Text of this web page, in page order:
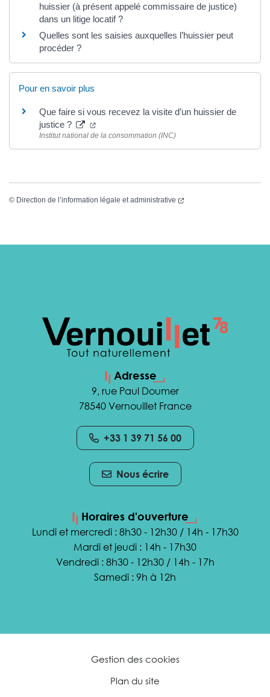
huissier (à présent appelé commissaire de justice)
dans un litige locatif ?
Quelles sont les saisies auxquelles l’huissier peut
procéder ?
Pour en savoir plus
Que faire si vous recevez la visite d’un huissier de
justice ?
(nouvelle fenêtre)
Institut national de la consommation (INC)
© Direction de l’information légale et administrative (nouvelle fenêtre)
Adresse
9, rue Paul Doumer
78540 Vernouillet France
+33 1 39 71 56 00
Nous écrire
Horaires d'ouverture
Lundi et mercredi : 8h30 - 12h30 / 14h - 17h30
Mardi et jeudi : 14h - 17h30
Vendredi : 8h30 - 12h30 / 14h - 17h
Samedi : 9h à 12h
Gestion des cookies
Plan du site